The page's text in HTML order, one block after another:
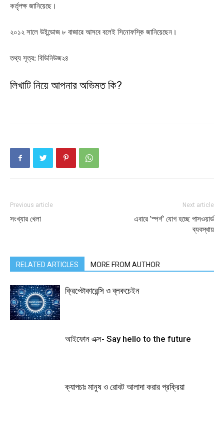
কর্তৃপক্ষ জানিয়েছে।
২০১২ সালে উইন্ডোজ ৮ বাজারে আসবে বলেই সিনোফস্কি জানিয়েছেন।
তথ্য সূত্র: বিডিনিউজ২৪
লিখাটি নিয়ে আপনার অভিমত কি?
Previous article
সংখ্যার খেলা
Next article
এবারে 'স্পর্শ' যোগ হচ্ছে পাসওয়ার্ড
ব্যবস্থায়
RELATED ARTICLES MORE FROM AUTHOR
ক্রিপ্টোকারেন্সি ও ব্লকচেইন
আইফোন এক্স- Say hello to the future
ক্যাপচাঃ মানুষ ও রোবট আলাদা করার প্রক্রিয়া